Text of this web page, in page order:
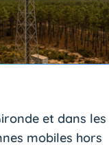
et dans les
mobiles hors